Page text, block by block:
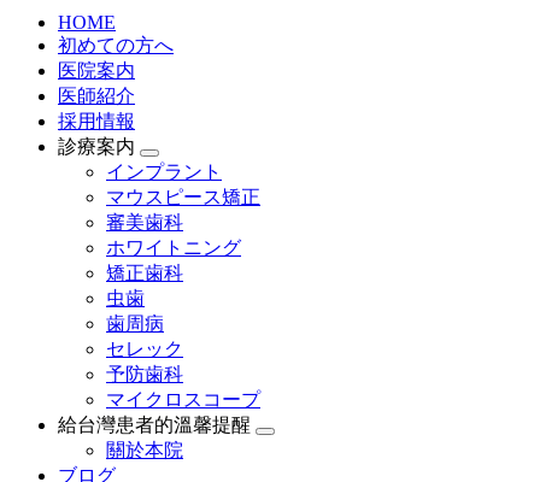
HOME
初めての方へ
医院案内
医師紹介
採用情報
診療案内
インプラント
マウスピース矯正
審美歯科
ホワイトニング
矯正歯科
虫歯
歯周病
セレック
予防歯科
マイクロスコープ
給台灣患者的溫馨提醒
關於本院
ブログ